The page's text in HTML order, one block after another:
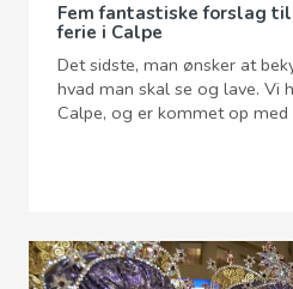
Fem fantastiske forslag
ferie i Calpe
Det sidste, man ønsker at
hvad man skal se og lave. Vi
Calpe, og er kommet op